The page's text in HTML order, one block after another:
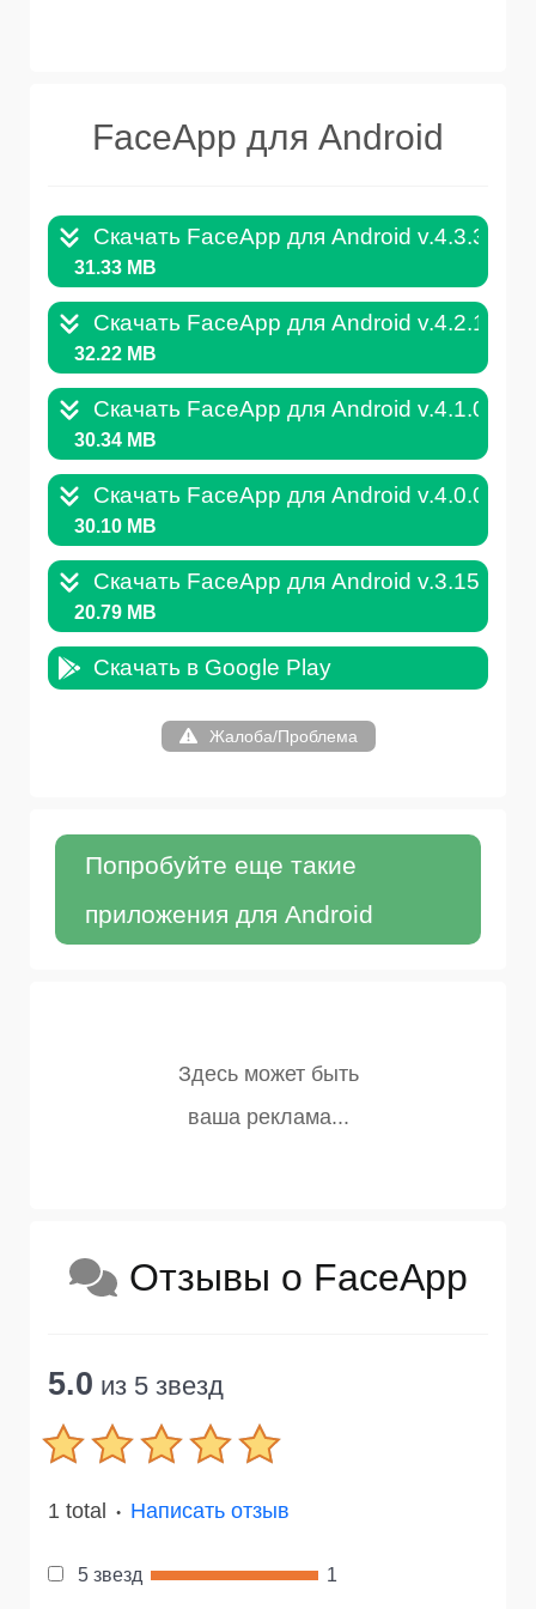
FaceApp для Android
Скачать FaceApp для Android
31.33 MB
Скачать FaceApp для Android
32.22 MB
Скачать FaceApp для Android
30.34 MB
Скачать FaceApp для Android
30.10 MB
Скачать FaceApp для Android
20.79 MB
Скачать в Google Play
Жалоба/Проблема
Попробуйте еще такие
приложения для Android
Отзывы о FaceApp
5.0 из 5 звезд
1 total ● Написать отзыв
5 звезд 1